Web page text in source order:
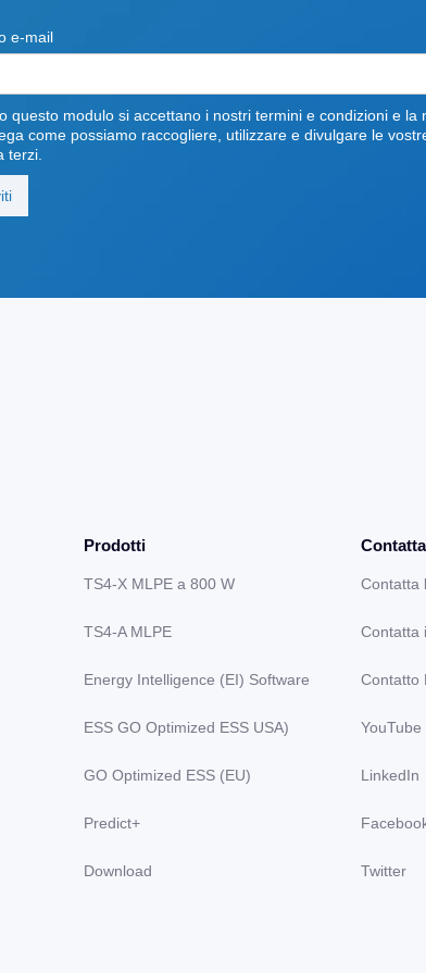
e-mail
questo modulo si accettano i nostri termini e condizioni e la
come possiamo raccogliere, utilizzare e divulgare le
terzi.
Prodotti
TS4-X MLPE a 800 W
TS4-A MLPE
Energy Intelligence (EI) Software
ESS GO Optimized ESS USA)
GO Optimized ESS (EU)
Predict+
Download
Contatta
Contatta
Contatto
YouTube
LinkedIn
Twitter